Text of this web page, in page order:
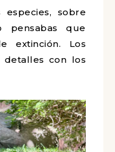
especies, sobre
que
extinción. Los
detalles con los